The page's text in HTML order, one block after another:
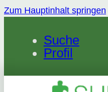
Zum Hauptinhalt springen
Suche
Profil